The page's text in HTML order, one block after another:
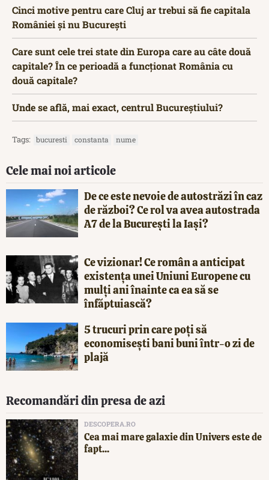
Cinci motive pentru care Cluj ar trebui să fie capitala
României și nu București
Care sunt cele trei state din Europa care au câte două
capitale? În ce perioadă a funcționat România cu
două capitale?
Unde se află, mai exact, centrul Bucureștiului?
Tags: bucuresti constanta nume
Cele mai noi articole
De ce este nevoie de autostrăzi în caz
de război? Ce rol va avea autostrada
A7 de la București la Iași?
Ce vizionar! Ce român a anticipat
existența unei Uniuni Europene cu
mulți ani înainte ca ea să se
înfăptuiască?
5 trucuri prin care poți să
economisești bani buni într-o zi de
plajă
Recomandări din presa de azi
DESCOPERA.RO
Cea mai mare galaxie din Univers este de
fapt...